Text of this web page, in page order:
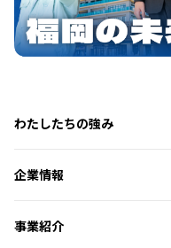
わたしたちの強み
企業情報
事業紹介